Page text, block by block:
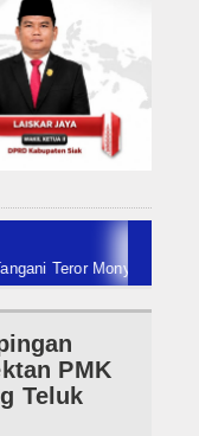
Monyet di Tembilahan
PMK
Teluk